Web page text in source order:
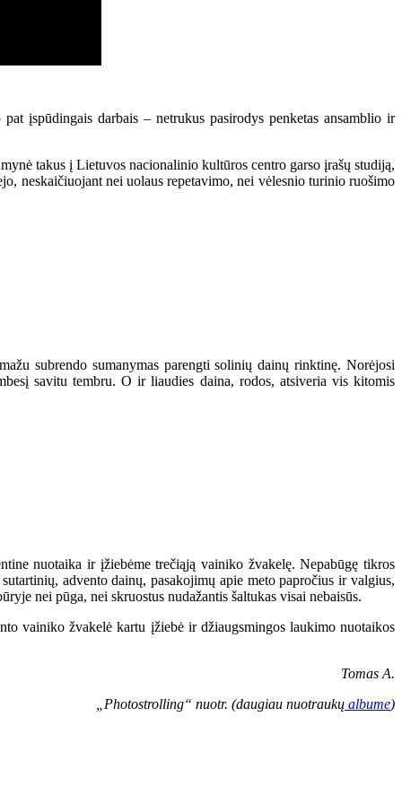
įspūdingais darbais – netrukus pasirodys penketas ansamblio ir
takus į Lietuvos nacionalinio kultūros centro garso įrašų studiją,
neskaičiuojant nei uolaus repetavimo, nei vėlesnio turinio ruošimo
subrendo sumanymas parengti solinių dainų rinktinę. Norėjosi
savitu tembru. O ir liaudies daina, rodos, atsiveria vis kitomis
nuotaika ir įžiebėme trečiąją vainiko žvakelę. Nepabūgę tikros
advento dainų, pasakojimų apie meto papročius ir valgius,
nei pūga, nei skruostus nudažantis šaltukas visai nebaisūs.
vainiko žvakelė kartu įžiebė ir džiaugsmingos laukimo nuotaikos
Tomas A.
„Photostrolling“ nuotr. (daugiau nuotraukų albume)